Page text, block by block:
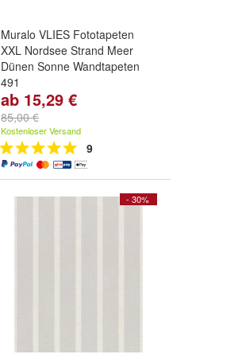
Muralo VLIES Fototapeten
XXL Nordsee Strand Meer
Dünen Sonne Wandtapeten
491
Größe:Br. 90 cm x Hö. 60 cm
Br. 135 cm x Hö. 90 cm
180 cm x Hö. 120 cm
weitere ...
ab 15,29 €
85,00 €
Kostenloser Versand
9
- 30%